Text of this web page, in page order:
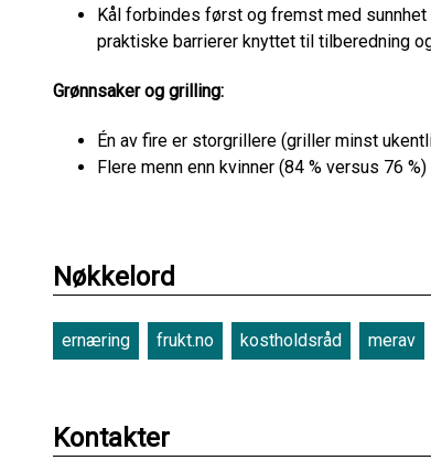
Kål forbindes først og fremst med
praktiske barrierer knyttet til tilberedning
Grønnsaker og grilling:
Én av fire er storgrillere (griller minst
Flere menn enn kvinner (84 % versus 76
Nøkkelord
ernæring frukt.no kostholdsråd merav
Kontakter